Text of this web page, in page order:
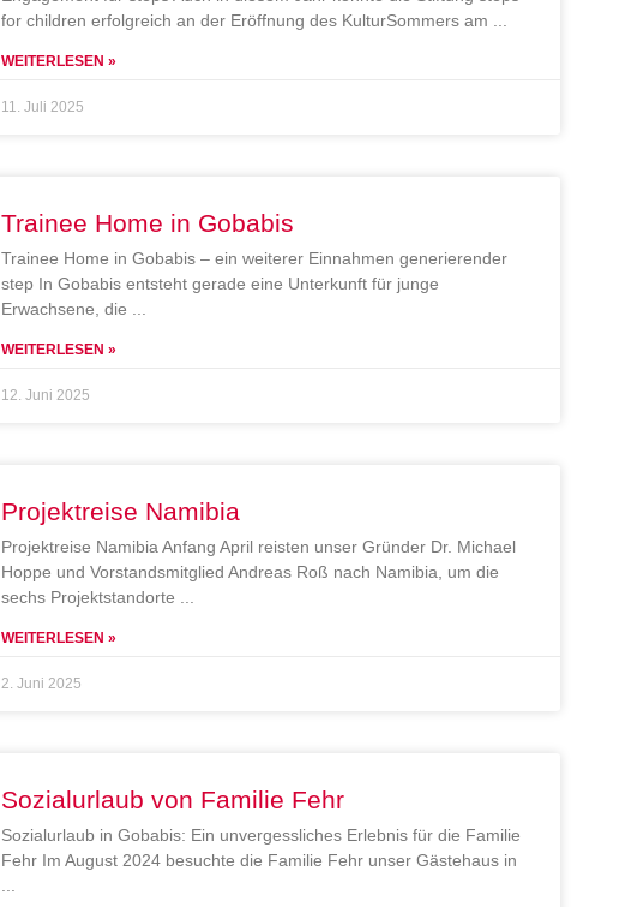
for children erfolgreich an der Eröffnung des KulturSommers am
WEITERLESEN »
11. Juli 2025
Trainee Home in Gobabis
Trainee Home in Gobabis – ein weiterer Einnahmen generierender
step In Gobabis entsteht gerade eine Unterkunft für junge
Erwachsene, die
WEITERLESEN »
12. Juni 2025
Projektreise Namibia
Projektreise Namibia Anfang April reisten unser Gründer Dr. Michael
Hoppe und Vorstandsmitglied Andreas Roß nach Namibia, um die
sechs Projektstandorte
WEITERLESEN »
2. Juni 2025
Sozialurlaub von Familie Fehr
Sozialurlaub in Gobabis: Ein unvergessliches Erlebnis für die Familie
Fehr Im August 2024 besuchte die Familie Fehr unser Gästehaus in